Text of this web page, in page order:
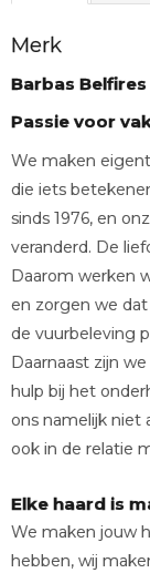
Merk
Barbas Belfires
Passie voor
We maken
die iets
sinds 1976, en
veranderd. De
Daarom werken
en zorgen we
de vuurbeleving
Daarnaast zijn
hulp bij het
ons namelijk niet
ook in de relatie
Elke haard is
We maken jouw
hebben, wij